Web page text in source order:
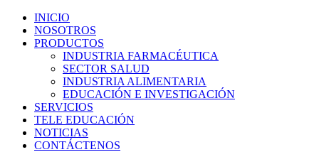
INICIO
NOSOTROS
PRODUCTOS
INDUSTRIA FARMACÉUTICA
SECTOR SALUD
INDUSTRIA ALIMENTARIA
EDUCACIÓN E INVESTIGACIÓN
SERVICIOS
TELE EDUCACIÓN
NOTICIAS
CONTÁCTENOS